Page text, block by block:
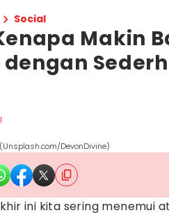
Social
Makin
DevonDivine)
ini kita sering menemui